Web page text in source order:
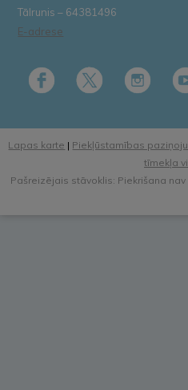
Tālrunis – 64381496
E-adrese
Lapas karte | Piekļūstamības
tīmekļa
Pašreizējais stāvoklis: Piekrišana nav